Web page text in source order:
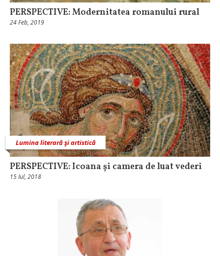
PERSPECTIVE: Modernitatea romanului rural
24 Feb, 2019
Lumina literară şi artistică
PERSPECTIVE: Icoana și camera de luat vederi
15 Iul, 2018